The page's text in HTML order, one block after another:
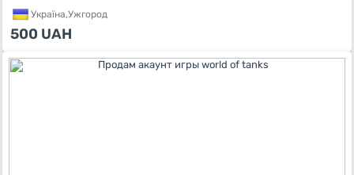
Україна,Ужгород
500 UAH